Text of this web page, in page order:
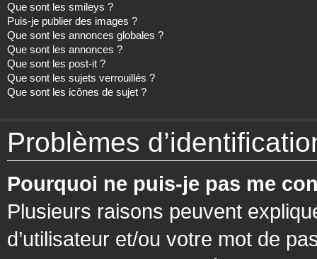
Que sont les smileys ?
Puis-je publier des images ?
Que sont les annonces globales ?
Que sont les annonces ?
Que sont les post-it ?
Que sont les sujets verrouillés ?
Que sont les icônes de sujet ?
Problèmes
Pourquoi ne puis-je pas me
Plusieurs raisons peuvent
d’utilisateur et/ou votre mot de